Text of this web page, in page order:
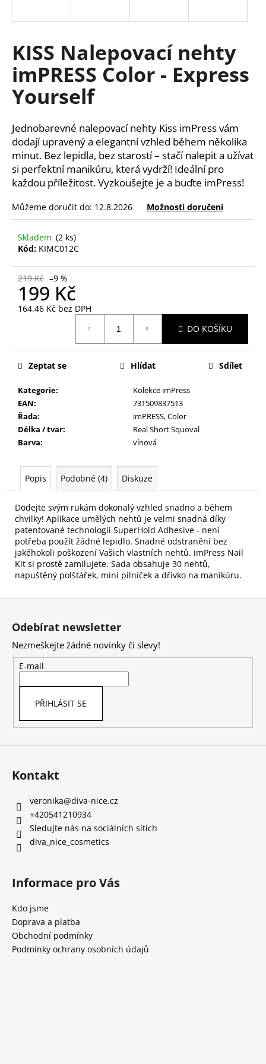
KISS Nalepovací nehty
imPRESS Color - Express
Yourself
Jednobarevné nalepovací nehty Kiss imPress vám
dodají upravený a elegantní vzhled během několika
minut. Bez lepidla, bez starostí – stačí nalepit a užívat
si perfektní manikúru, která vydrží! Ideální pro
každou příležitost. Vyzkoušejte je a buďte imPress!
Můžeme doručit do: 12.8.2026 Možnosti doručení
Skladem (2 ks)
Kód: KIMC012C
219 Kč –9 %
199 Kč
164,46 Kč bez DPH
DO KOŠÍKU
Kategorie:
Kolekce imPress
EAN:
731509837513
Řada:
imPRESS, Color
Délka / tvar:
Real Short Squoval
Barva: vínová
Zeptat se Hlídat Sdílet
Popis Podobné (4) Diskuze
Dodejte svým rukám dokonalý vzhled snadno a během
chvilky! Aplikace umělých nehtů je velmi snadná díky
patentované technologii SuperHold Adhesive - není
potřeba použít žádné lepidlo. Snadné odstranění bez
jakéhokoli poškození Vašich vlastních nehtů. imPress Nail
Kit si prostě zamilujete. Sada obsahuje 30 nehtů,
napuštěný polštářek, mini pilníček a dřívko na manikúru.
í
t
?
HLEDAT
D
o
p
u
č
u
e
NALEPOVACÍ
NEHTY
ACTIVE
TIPS
40
69
Kč
Z
Odebírat newsletter
Nezmeškejte žádné novinky či slevy!
E-mail
PŘIHLÁSIT SE
Kontakt
veronika@diva-nice.cz
+420541210934
Sledujte nás na sociálních sítích
diva_nice_cosmetics
Informace pro Vás
Kdo jsme
Doprava a platba
Obchodní podmínky
Podmínky ochrany osobních údajů